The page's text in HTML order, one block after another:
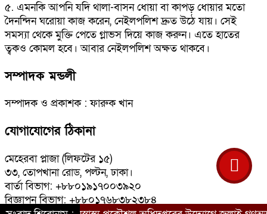
৫. এমনকি আপনি যদি থালা-বাসন ধোয়া বা কাপড় ধোয়ার মতো
দৈনন্দিন ঘরোয়া কাজ করেন, নেইলপলিশ দ্রুত উঠে যায়। সেই
সমস্যা থেকে মুক্তি পেতে গ্লাভস দিয়ে কাজ করুন। এতে হাতের
ত্বকও কোমল হবে। আবার নেইলপলিশ অক্ষত থাকবে।
সম্পাদক মন্ডলী
সম্পাদক ও প্রকাশক : ফারুক খান
যোগাযোগের ঠিকানা
মেহেরবা প্লাজা (লিফটের ১৫)
৩৩, তোপখানা রোড, পল্টন, ঢাকা।
বার্তা বিভাগ: +৮৮০১৯১৭০০৩৯২০
বিজ্ঞাপন বিভাগ: +৮৮০১৭৬৮৩৮২৩৮৪